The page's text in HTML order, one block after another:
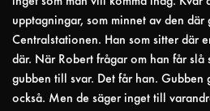
upptagningar, som minnet av den där
Centralstationen. Han som sitter där
där. När Robert frågar om han får slå
gubben till svar. Det får han. Gubben
också. Men de säger inget till